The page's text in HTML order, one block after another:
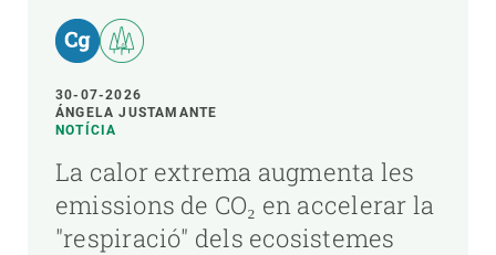
30-07-2026
ÁNGELA JUSTAMANTE
NOTÍCIA
La calor extrema augmenta les
emissions de CO₂ en accelerar la
"respiració" dels ecosistemes